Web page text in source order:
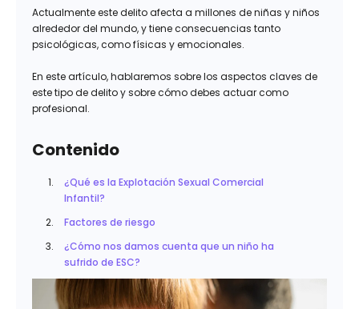
Actualmente este delito afecta a millones de niñas y niños
alrededor del mundo, y tiene consecuencias tanto
psicológicas, como físicas y emocionales.
En este artículo, hablaremos sobre los aspectos claves de
este tipo de delito y sobre cómo debes actuar como
profesional.
Contenido
¿Qué es la Explotación Sexual Comercial
Infantil?
Factores de riesgo
¿Cómo nos damos cuenta que un niño ha
sufrido de ESC?